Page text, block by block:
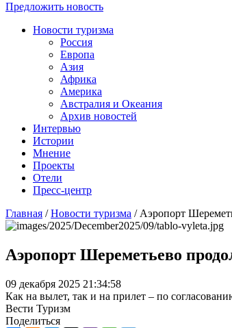
Предложить новость
Новости туризма
Россия
Европа
Азия
Африка
Америка
Австралия и Океания
Архив новостей
Интервью
Истории
Мнение
Проекты
Отели
Пресс-центр
Главная /Новости туризма / Аэропорт
Аэропорт Шереметьево
09 декабря 2025 21:34:58
Как на вылет, так и на прилет – по
Вести Туризм
Поделиться